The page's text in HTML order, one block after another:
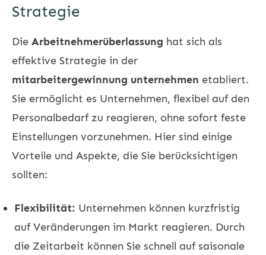
Strategie
Die Arbeitnehmerüberlassung hat sich als
effektive Strategie in der
mitarbeitergewinnung unternehmen etabliert.
Sie ermöglicht es Unternehmen, flexibel auf den
Personalbedarf zu reagieren, ohne sofort feste
Einstellungen vorzunehmen. Hier sind einige
Vorteile und Aspekte, die Sie berücksichtigen
sollten:
Flexibilität: Unternehmen können kurzfristig
auf Veränderungen im Markt reagieren. Durch
die Zeitarbeit können Sie schnell auf saisonale